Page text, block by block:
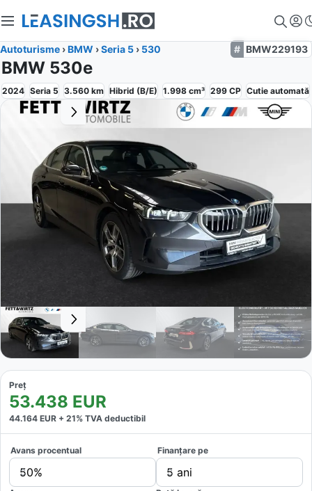
Autoturisme ›BMW ›Seria 5 › 530 BMW229193
BMW 530e
2024 Seria 5 3.560 km Hibrid (B/E) 1.998 cm³ 299 CP Cutie automată
Preț
53.438 EUR
44.164 EUR + 21% TVA deductibil
Avans procentual
50%
Finanțare pe
5 ani